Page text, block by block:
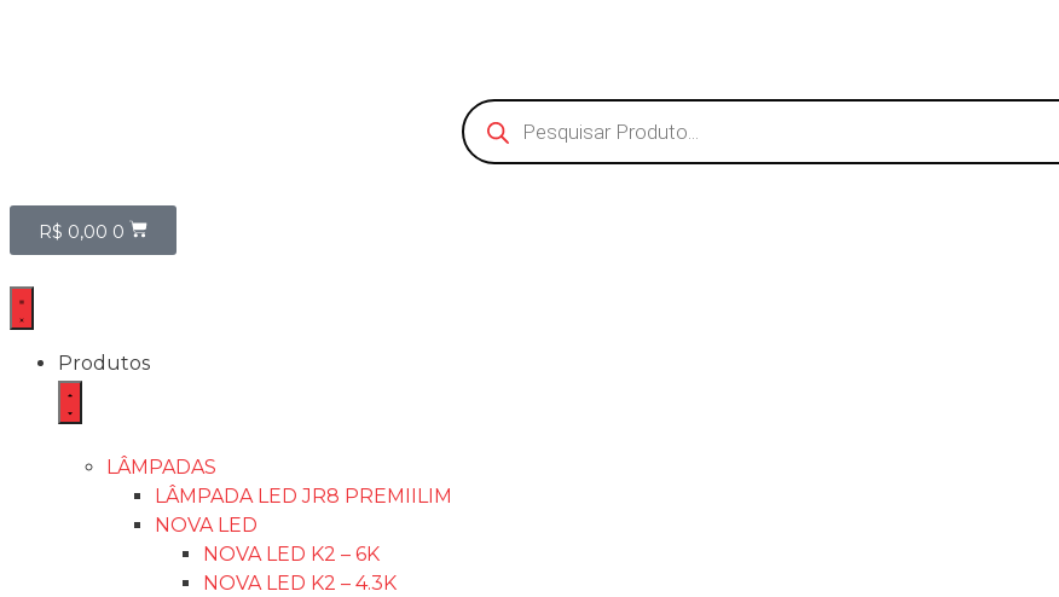
R$ 0,00 0
Produtos
LÂMPADAS
LÂMPADA LED JR8 PREMIILIM
NOVA LED
NOVA LED K2 – 6K
NOVA LED K2 – 4.3K